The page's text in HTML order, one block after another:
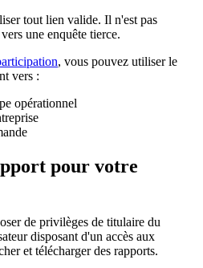
tout lien valide. Il n'est pas
une enquête tierce.
, vous pouvez utiliser le
vers :
opérationnel
pour votre
de privilèges de titulaire du
disposant d'un accès aux
et télécharger des rapports.